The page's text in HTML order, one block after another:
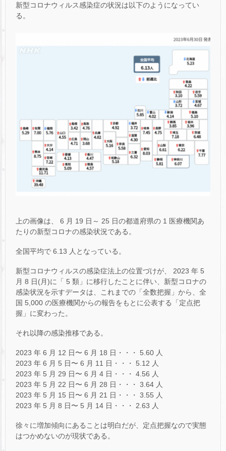
新型コロナウィルス感染症の状況は以下のようになってい
る。
上の画像は、 6 月 19 日～ 25 日の都道府県の 1 医療機関あ
たりの新型コロナの感染状況である。
全国平均で 6.13 人となっている。
新型コロナウィルスの感染症法上の位置づけが、 2023 年 5
月 8 日(月)に「 5 類」に移行したことに伴い、新型コロナの
感染状況を示すデータは、これまでの「全数把握」から、全
国 5,000 の医療機関からの報告をもとに公表する「定点把
握」に変わった。
それ以降の感染推移である。
2023 年 6 月 12 日〜 6 月 18 日・・・ 5.60 人
2023 年 6 月 5 日〜 6 月 11 日・・・ 5.12 人
2023 年 5 月 29 日〜 6 月 4 日・・・ 4.56 人
2023 年 5 月 22 日〜 6 月 28 日・・・ 3.64 人
2023 年 5 月 15 日〜 6 月 21 日・・・ 3.55 人
2023 年 5 月 8 日〜 5 月 14 日・・・ 2.63 人
徐々に増加傾向にあることは明白だが、定点把握なので実態
はつかめないのが現状である。